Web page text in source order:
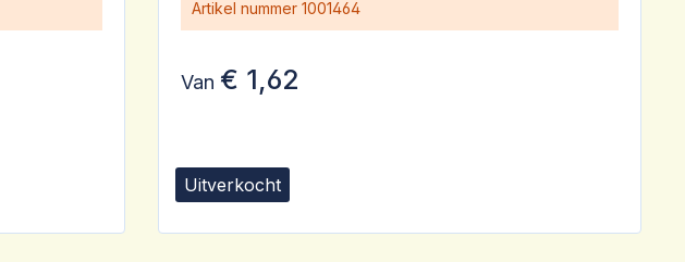
Uitverkocht
Artikel nummer 1001464
Van € 1,62